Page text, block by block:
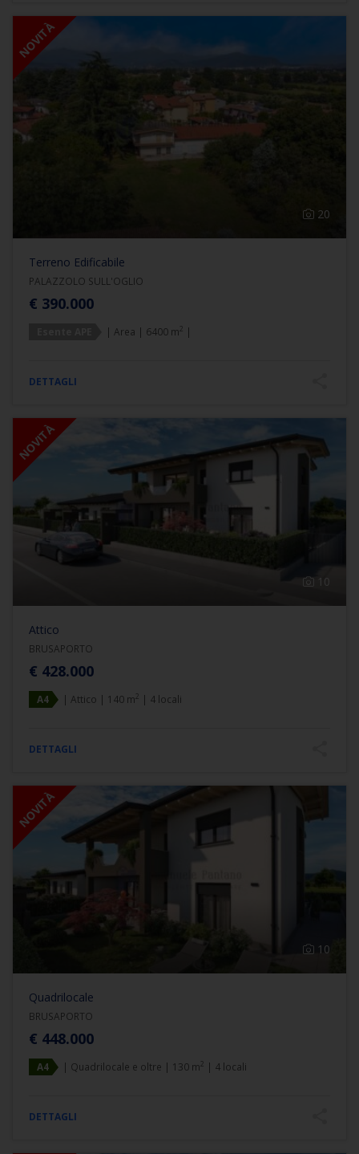
20
NOVITÀ
Terreno Edificabile
PALAZZOLO SULL'OGLIO
€ 390.000
| Area | 6400 m2 |
DETTAGLI
10
NOVITÀ
Attico
BRUSAPORTO
€ 428.000
A4 | Attico | 140 m2 | 4 locali
DETTAGLI
10
NOVITÀ
Quadrilocale
BRUSAPORTO
€ 448.000
A4 | Quadrilocale e oltre | 130 m2 | 4 locali
DETTAGLI